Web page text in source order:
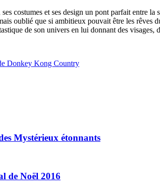
ses costumes et ses design un pont parfait entre
oublié que si ambitieux pouvait être les
de son univers en lui donnant des visages,
Donkey Kong Country
Mystérieux étonnants
de Noël 2016